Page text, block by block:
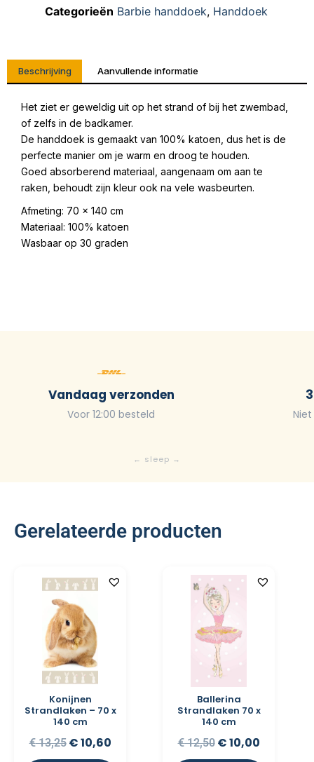
Categorieën Barbie handdoek, Handdoek
Beschrijving Aanvullende informatie
Het ziet er geweldig uit op het strand of bij het zwembad,
of zelfs in de badkamer.
De handdoek is gemaakt van 100% katoen, dus het is de
perfecte manier om je warm en droog te houden.
Goed absorberend materiaal, aangenaam om aan te
raken, behoudt zijn kleur ook na vele wasbeurten.
Afmeting: 70 x 140 cm
Materiaal: 100% katoen
Wasbaar op 30 graden
Vandaag verzonden
Voor 12:00 besteld
Gerelateerde producten
Konijnen
Strandlaken – 70 x
140 cm
€13,25 €10,60
Ballerina
Strandlaken 70 x
140 cm
€12,50 €10,00